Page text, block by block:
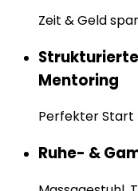
Zeit & Geld
Mentoring
Perfekter Start
Ruhe- &